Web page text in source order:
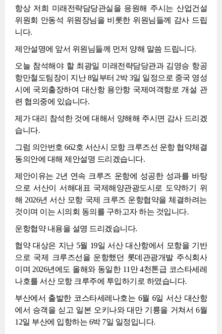
항상 저희 미래전략담당관실을 응원해 주시는 산업건설
위원회 안동석 위원장님을 비롯한 위원님들께 감사 드립
니다.
제안설명에 앞서 위원님들께 먼저 양해 말씀 드립니다.
오늘 참석해야 할 최광일 미래전략담당관과 김영승 항공
항만철도팀장이 지난 8일부터 2박 3일 일정으로 중국 영성
시에 국외출장하여 대산항 용안항 국제여객항로 개설 관
련 협의중에 있습니다.
제가 대리 참석한 것에 대해서 양해해 주시면 감사 드리겠
습니다.
그럼 의안번호 662호 서산시 모항 크루즈선 운항 협약체결
동의안에 대해 제안설명 드리겠습니다.
제안이유는 2년 연속 크루즈 운항에 성공한 성과를 바탕
으로 서산이 서해대표 국제해양관광도시로 도약하기 위
해 2026년 서산 모항 국제 크루즈 운항협약을 체결하려는
것이며 이는 시의회 동의를 구하고자 하는 것입니다.
운항협약 내용을 설명 드리겠습니다.
협약 대상은 지난 5월 19일 서산 대산항에서 모항을 기반
으로 국제 크루즈선을 운항했던 롯데관광개발 주식회사
이며 2026년에도 올해와 동일한 11만 4천톤급 코스타세레
나호를 서산 모항 크루주에 투입하기로 하였습니다.
부산에서 출발한 코스타세레나호는 6월 6일 서산 대산항
에서 승객을 싣고 일본 오키나와 대만 기륭을 거쳐서 6월
12일 부산에 입항하는 6박 7일 일정입니다.